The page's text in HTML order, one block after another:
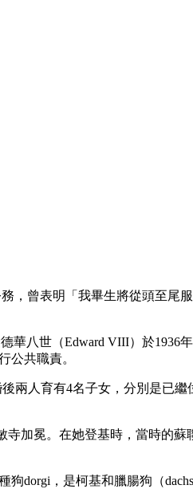
，曾表明「我畢生將從頭至尾
華八世（Edward VIII）於1936
公共職責。
兩人育有4名子女，分別是已繼
加冕。在她登基時，當時的蘇
dorgi，是柯基和臘腸狗（